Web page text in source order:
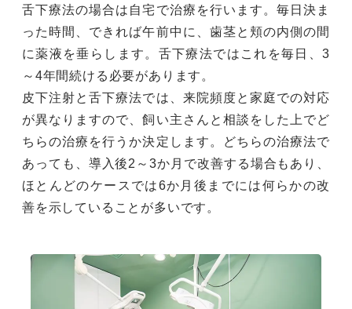
舌下療法の場合は自宅で治療を行います。毎日決ま
った時間、できれば午前中に、歯茎と頬の内側の間
に薬液を垂らします。舌下療法ではこれを毎日、3
～4年間続ける必要があります。
皮下注射と舌下療法では、来院頻度と家庭での対応
が異なりますので、飼い主さんと相談をした上でど
ちらの治療を行うか決定します。どちらの治療法で
あっても、導入後2～3か月で改善する場合もあり、
ほとんどのケースでは6か月後までには何らかの改
善を示していることが多いです。